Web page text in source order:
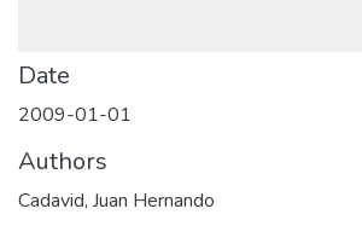
Date
2009-01-01
Authors
Cadavid, Juan Hernando